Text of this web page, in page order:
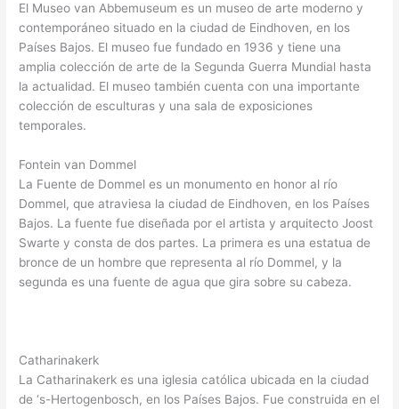
El Museo van Abbemuseum es un museo de arte moderno y
contemporáneo situado en la ciudad de Eindhoven, en los
Países Bajos. El museo fue fundado en 1936 y tiene una
amplia colección de arte de la Segunda Guerra Mundial hasta
la actualidad. El museo también cuenta con una importante
colección de esculturas y una sala de exposiciones
temporales.
Fontein van Dommel
La Fuente de Dommel es un monumento en honor al río
Dommel, que atraviesa la ciudad de Eindhoven, en los Países
Bajos. La fuente fue diseñada por el artista y arquitecto Joost
Swarte y consta de dos partes. La primera es una estatua de
bronce de un hombre que representa al río Dommel, y la
segunda es una fuente de agua que gira sobre su cabeza.
Catharinakerk
La Catharinakerk es una iglesia católica ubicada en la ciudad
de ‘s-Hertogenbosch, en los Países Bajos. Fue construida en el